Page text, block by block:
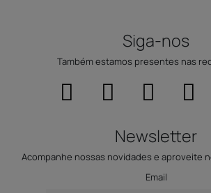
Siga-nos
Também estamos presentes nas
Newsletter
Acompanhe nossas novidades e aproveite
Email